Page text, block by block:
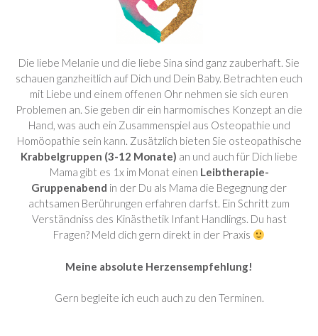
Die liebe Melanie und die liebe Sina sind ganz zauberhaft. Sie
schauen ganzheitlich auf Dich und Dein Baby. Betrachten euch
mit Liebe und einem offenen Ohr nehmen sie sich euren
Problemen an. Sie geben dir ein harmomisches Konzept an die
Hand, was auch ein Zusammenspiel aus Osteopathie und
Homöopathie sein kann. Zusätzlich bieten Sie osteopathische
Krabbelgruppen (3-12 Monate) an und auch für Dich liebe
Mama gibt es 1x im Monat einen Leibtherapie-
Gruppenabend in der Du als Mama die Begegnung der
achtsamen Berührungen erfahren darfst. Ein Schritt zum
Verständniss des Kinästhetik Infant Handlings. Du hast
Fragen? Meld dich gern direkt in der Praxis
Meine absolute Herzensempfehlung!
Gern begleite ich euch auch zu den Terminen.